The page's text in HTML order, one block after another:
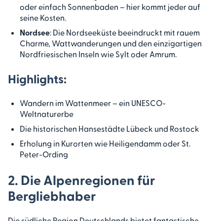
oder einfach Sonnenbaden – hier kommt jeder auf
seine Kosten.
Nordsee: Die Nordseeküste beeindruckt mit rauem
Charme, Wattwanderungen und den einzigartigen
Nordfriesischen Inseln wie Sylt oder Amrum.
Highlights:
Wandern im Wattenmeer – ein UNESCO-
Weltnaturerbe
Die historischen Hansestädte Lübeck und Rostock
Erholung in Kurorten wie Heiligendamm oder St.
Peter-Ording
2. Die Alpenregionen für
Bergliebhaber